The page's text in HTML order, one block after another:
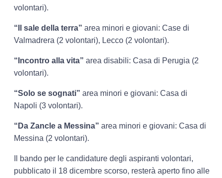
volontari).
“Il sale della terra” area minori e giovani: Case di
Valmadrera (2 volontari), Lecco (2 volontari).
“Incontro alla vita” area disabili: Casa di Perugia (2
volontari).
“Solo se sognati”area minori e giovani: Casa di
Napoli (3 volontari).
“Da Zancle a Messina” area minori e giovani: Casa di
Messina (2 volontari).
Il bando per le candidature degli aspiranti volontari,
pubblicato il 18 dicembre scorso, resterà aperto fino alle